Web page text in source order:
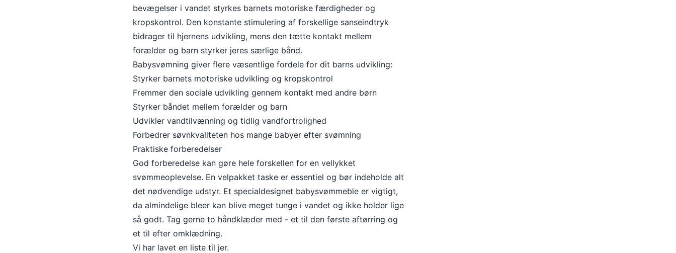
bevægelser i vandet styrkes barnets motoriske færdigheder og
kropskontrol. Den konstante stimulering af forskellige sanseindtryk
bidrager til hjernens udvikling, mens den tætte kontakt mellem
forælder og barn styrker jeres særlige bånd.
Babysvømning giver flere væsentlige fordele for dit barns udvikling:
Styrker barnets motoriske udvikling og kropskontrol
Fremmer den sociale udvikling gennem kontakt med andre børn
Styrker båndet mellem forælder og barn
Udvikler vandtilvænning og tidlig vandfortrolighed
Forbedrer søvnkvaliteten hos mange babyer efter svømning
Praktiske forberedelser
God forberedelse kan gøre hele forskellen for en vellykket
svømmeoplevelse. En velpakket taske er essentiel og bør indeholde alt
det nødvendige udstyr. Et specialdesignet babysvømmeble er vigtigt,
da almindelige bleer kan blive meget tunge i vandet og ikke holder lige
så godt. Tag gerne to håndklæder med - et til den første aftørring og
et til efter omklædning.
Vi har lavet en liste til jer.